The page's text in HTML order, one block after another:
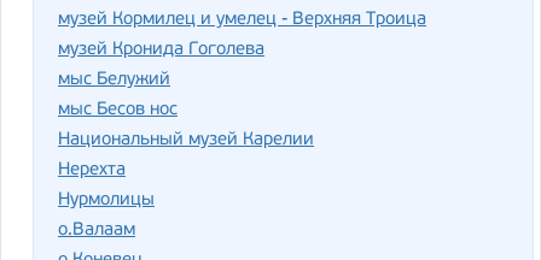
музей Кормилец и умелец - Верхняя Троица
музей Кронида Гоголева
мыс Белужий
мыс Бесов нос
Национальный музей Карелии
Нерехта
Нурмолицы
о.Валаам